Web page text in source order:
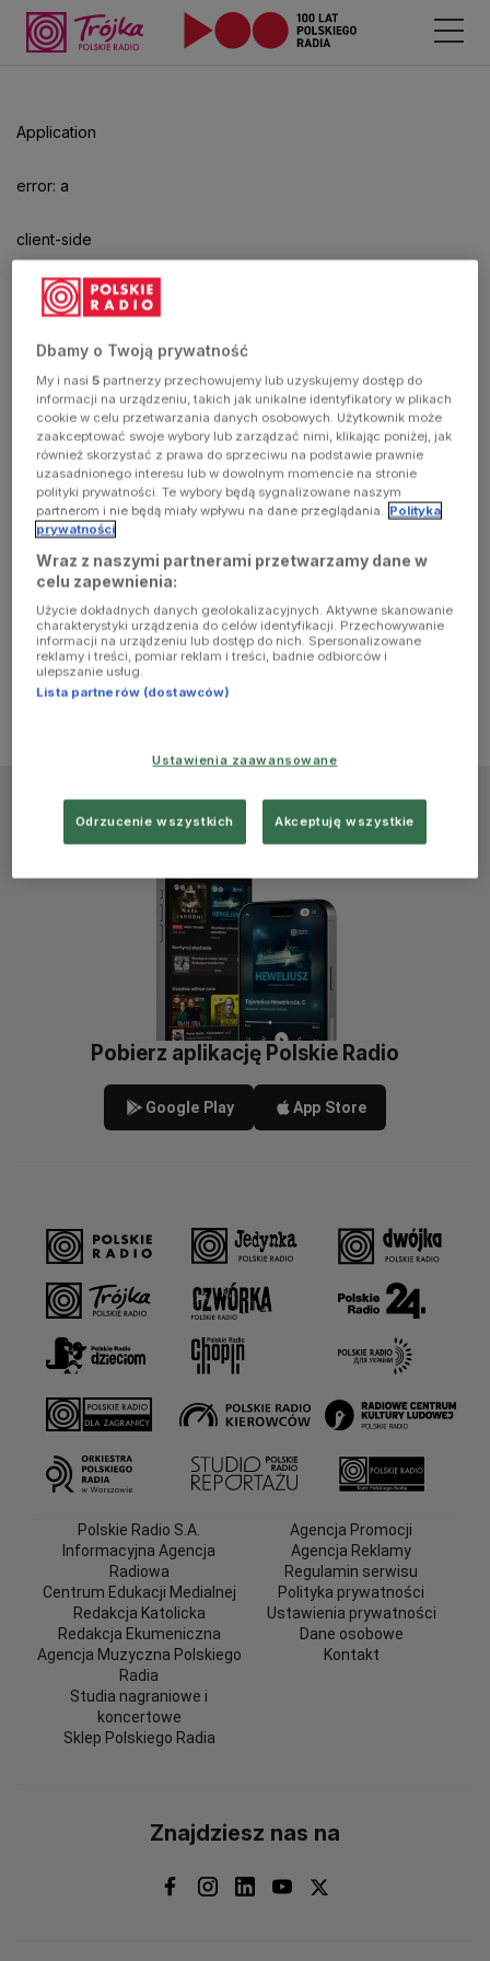
Application
error: a
client-side
exception
has
occurred
(see the
browser
console for
more
information)
aby
odtwarzać.
Pobierz aplikację Polskie Radio
Google Play App Store
Polskie Radio S.A.
Informacyjna Agencja
Radiowa
Centrum Edukacji Medialnej
Redakcja Katolicka
Redakcja Ekumeniczna
Agencja Muzyczna Polskiego
Radia
Studia nagraniowe i
koncertowe
Sklep Polskiego Radia
Agencja Promocji
Agencja Reklamy
Regulamin serwisu
Polityka prywatności
Ustawienia prywatności
Dane osobowe
Kontakt
Znajdziesz nas na
Dbamy o Twoją prywatność
My i nasi5 partnerzy przechowujemy lub uzyskujemy dostęp do
informacji na urządzeniu, takich jak unikalne identyfikatory w plikach
cookie w celu przetwarzania danych osobowych. Użytkownik może
zaakceptować swoje wybory lub zarządzać nimi, klikając poniżej, jak
również skorzystać z prawa do sprzeciwu na podstawie prawnie
uzasadnionego interesu lub w dowolnym momencie na stronie
polityki prywatności. Te wybory będą sygnalizowane naszym
partnerom i nie będą miały wpływu na dane przeglądania. Polityka
prywatności
Wraz z naszymi partnerami przetwarzamy dane w
celu zapewnienia:
Użycie dokładnych danych geolokalizacyjnych. Aktywne skanowanie
charakterystyki urządzenia do celów identyfikacji. Przechowywanie
informacji na urządzeniu lub dostęp do nich. Spersonalizowane
reklamy i treści, pomiar reklam i treści, badnie odbiorców i
ulepszanie usług.
Lista partnerów (dostawców)
Ustawienia zaawansowane
Odrzucenie wszystkich Akceptuję wszystkie